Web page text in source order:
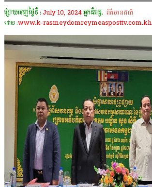
ផ្សាយចេញថ្ងៃទី :July 10, 2024អ្នកនិពន្ធ. ព័ត៌មានជាតិ
ដោយ :www.k-rasmeydomreymeasposttv.com.kh